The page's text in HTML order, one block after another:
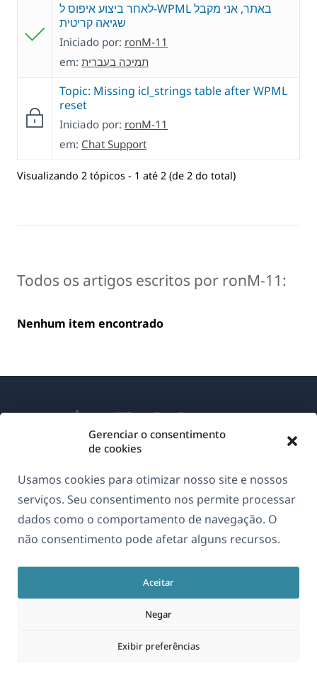
Gerenciar o consentimento
de cookies
Usamos cookies para otimizar nosso site e nossos
serviços. Seu consentimento nos permite processar
dados como o comportamento de navegação. O
não consentimento pode afetar alguns recursos.
Aceitar
Negar
Exibir preferências
לאחר ביצוע איפוס ל-WPML באתר, אני מקבל
שגיאה קריטית
Iniciado por: ronM-11
em: תמיכה בעברית
Topic: Missing icl_strings table after WPML
reset
Iniciado por: ronM-11
em: Chat Support
Visualizando 2 tópicos - 1 até 2 (de 2 do total)
Todos os artigos escritos por ronM-11:
Nenhum item encontrado
Português
GDPR & Política de Privacidade
Junte-se à nossa equipe(abre
em
janela)
em
uma
nova
janela)
em
uma
nova
janela)
(abre
em
nova